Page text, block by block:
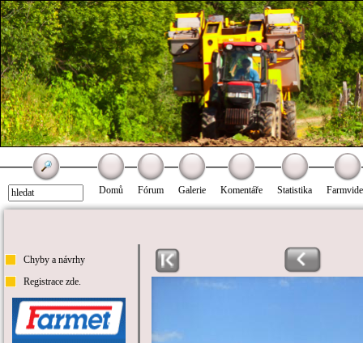
Domů Fórum Galerie Komentáře Statistika
Chyby a návrhy
Registrace zde.